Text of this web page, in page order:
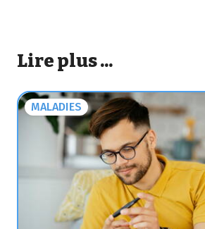
Lire plus ...
MALADIES